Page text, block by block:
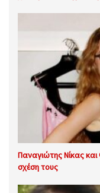
Παναγιώτης Νίκας
σχέση τους